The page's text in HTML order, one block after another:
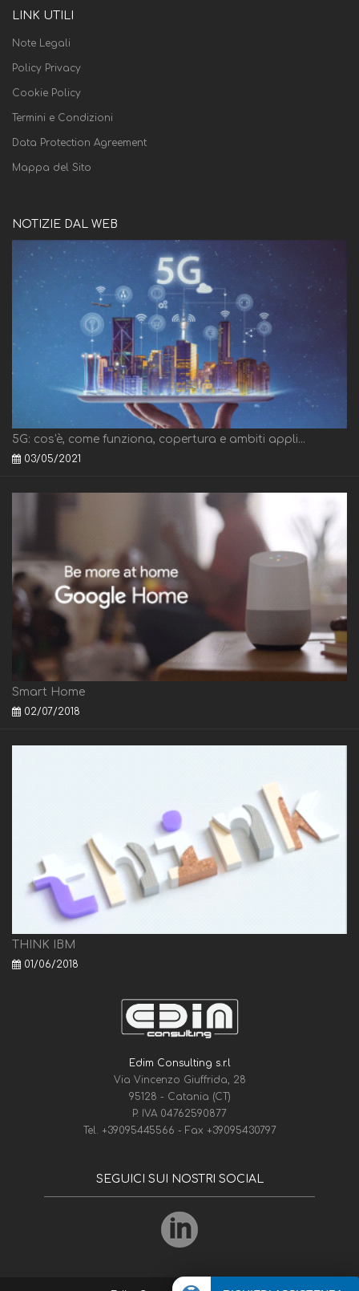
LINK UTILI
Note Legali
Policy Privacy
Cookie Policy
Termini e Condizioni
Data Protection Agreement
Mappa del Sito
NOTIZIE DAL WEB
5G: cos'è, come funziona, copertura e ambiti appli...
03/05/2021
Smart Home
02/07/2018
THINK IBM
01/06/2018
Edim Consulting s.r.l
Via Vincenzo Giuffrida, 28
95128 - Catania (CT)
P. IVA 04762590877
Tel. +39095445566 - Fax +39095430797
SEGUICI SUI NOSTRI SOCIAL